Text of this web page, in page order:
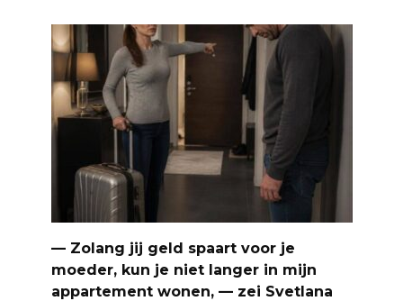
— Zolang jij geld spaart voor je
moeder, kun je niet langer in mijn
appartement wonen, — zei Svetlana